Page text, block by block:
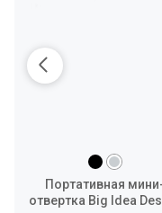
Портативная
отвертка Big Idea